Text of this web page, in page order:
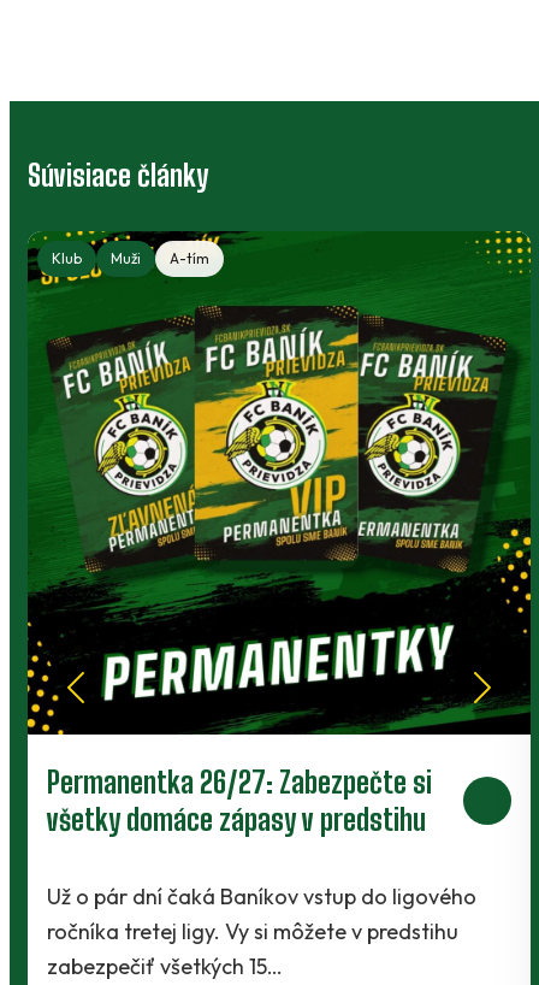
Súvisiace články
Klub Muži A-tím
Prievidza postúpila do 2. kola pohára.
V Kanianke rozhodol z penalty v
Baníci vstúpili do ostrej sezóny súbojom 1.
Slovnaft Cupu, keď vycestovali do neďalekej